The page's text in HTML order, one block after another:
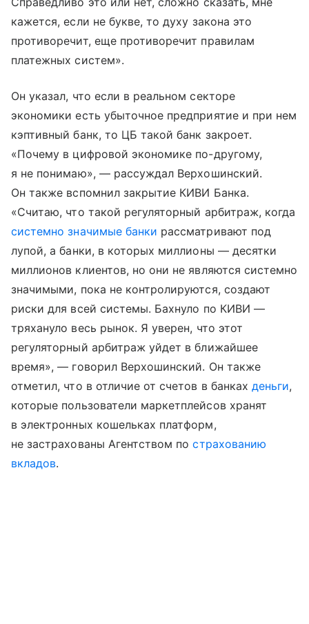
кажется, если не букве, то духу закона это
противоречит, еще противоречит правилам
платежных систем».
Он указал, что если в реальном секторе
экономики есть убыточное предприятие и при нем
кэптивный банк, то ЦБ такой банк закроет.
«Почему в цифровой экономике по-другому,
я не понимаю», — рассуждал Верхошинский.
Он также вспомнил закрытие КИВИ Банка.
«Считаю, что такой регуляторный арбитраж, когда
системно значимые банки рассматривают под
лупой, а банки, в которых миллионы — десятки
миллионов клиентов, но они не являются системно
значимыми, пока не контролируются, создают
риски для всей системы. Бахнуло по КИВИ —
тряхануло весь рынок. Я уверен, что этот
регуляторный арбитраж уйдет в ближайшее
время», — говорил Верхошинский. Он также
отметил, что в отличие от счетов в банкахденьги,
которые пользователи маркетплейсов хранят
в электронных кошельках платформ,
не застрахованы Агентством пострахованию
вкладов.